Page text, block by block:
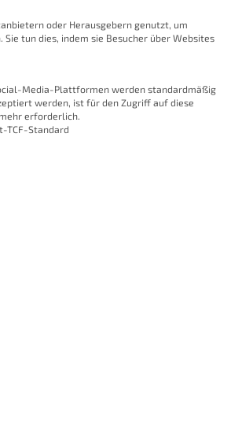
Eine
Offene
4
Mehr
5 Sterne im
oder Herausgebern genutzt, um
tun dies, indem sie Besucher über Websites
Media-Plattformen werden standardmäßig
werden, ist für den Zugriff auf diese
erforderlich.
TCF-Standard